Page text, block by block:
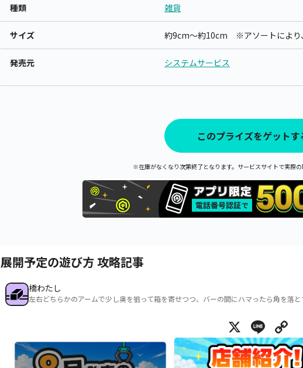
種類 雑貨
サイズ 約9cm～約10cm ※アソートにより
発売元 システムサービス
このプライズをゲットす
※在庫がなくなり次第終了となります。サービスサイトで実際の
展開予定の遊び方 攻略記事
橋わたし
左右どちらかのアームで少し奥を狙って箱を寄せつつ、バーの間にハマったら角を落
X Line